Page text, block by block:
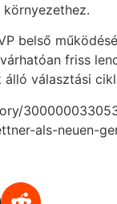
belső
friss
választási
als-neuen-